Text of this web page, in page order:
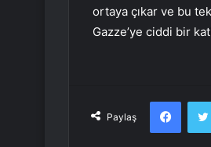
ortaya çıkar ve bu
Gazze’ye ciddi bir
Paylaş